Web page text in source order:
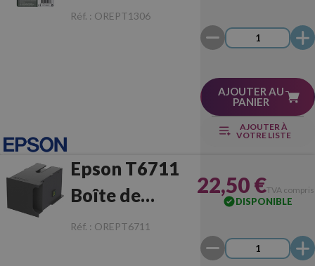
Originale
Réf. : OREPT1306
AJOUTER AU
PANIER
AJOUTER À
VOTRE LISTE
Epson T6711
Boîte de
Maintenance
Réf. : OREPT6711
22,50 €TVA
DISPONIBLE